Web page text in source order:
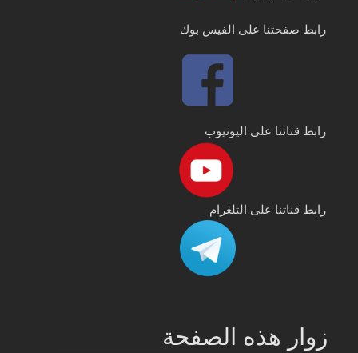
رابط صفحتنا على الفيس بوك
رابط قناتنا على اليوتيوب
رابط قناتنا على التلغرام
زوار هذه الصفحة